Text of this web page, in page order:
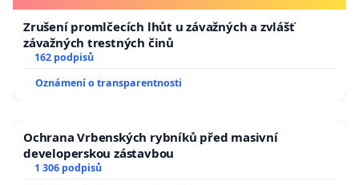
Zrušení promlčecích lhůt u závažných a zvlášť
závažných trestných činů
162 podpisů
Oznámení o transparentnosti
Ochrana Vrbenských rybníků před masivní
developerskou zástavbou
1 306 podpisů